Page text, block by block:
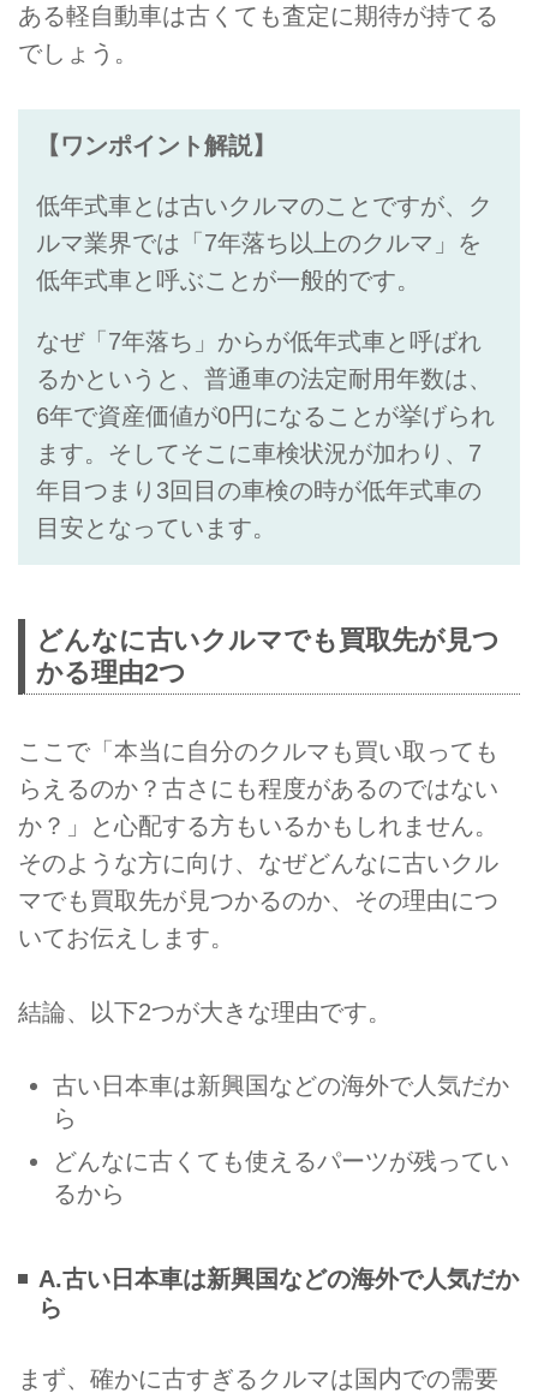
ある軽自動車は古くても査定に期待が持てる
でしょう。
【ワンポイント解説】
低年式車とは古いクルマのことですが、ク
ルマ業界では「7年落ち以上のクルマ」を
低年式車と呼ぶことが一般的です。
なぜ「7年落ち」からが低年式車と呼ばれ
るかというと、普通車の法定耐用年数は、
6年で資産価値が0円になることが挙げられ
ます。そしてそこに車検状況が加わり、7
年目つまり3回目の車検の時が低年式車の
目安となっています。
どんなに古いクルマでも買取先が見つ
かる理由2つ
ここで「本当に自分のクルマも買い取っても
らえるのか？古さにも程度があるのではない
か？」と心配する方もいるかもしれません。
そのような方に向け、なぜどんなに古いクル
マでも買取先が見つかるのか、その理由につ
いてお伝えします。
結論、以下2つが大きな理由です。
古い日本車は新興国などの海外で人気だか
ら
どんなに古くても使えるパーツが残ってい
るから
A.古い日本車は新興国などの海外で人気だか
ら
まず、確かに古すぎるクルマは国内での需要